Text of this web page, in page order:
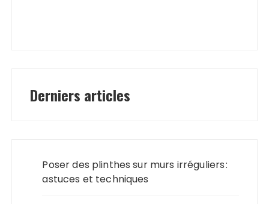
Derniers articles
Poser des plinthes sur murs irréguliers :
astuces et techniques